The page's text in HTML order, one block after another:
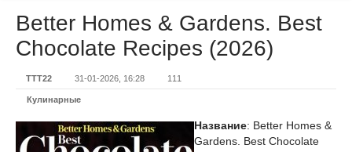
Better Homes & Gardens. Best
Chocolate Recipes (2026)
TTT22 31-01-2026, 16:28 111
Кулинарные
Название: Better Homes &
Gardens. Best Chocolate